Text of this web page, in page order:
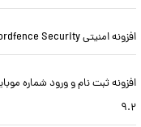
افزونه امنیتی Wordfence Security وردپرس نسخه 8.1.4
9.2